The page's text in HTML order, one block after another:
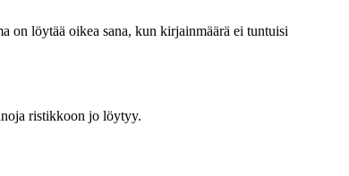
on löytää oikea sana, kun kirjainmäärä ei tuntuisi
ristikkoon jo löytyy.